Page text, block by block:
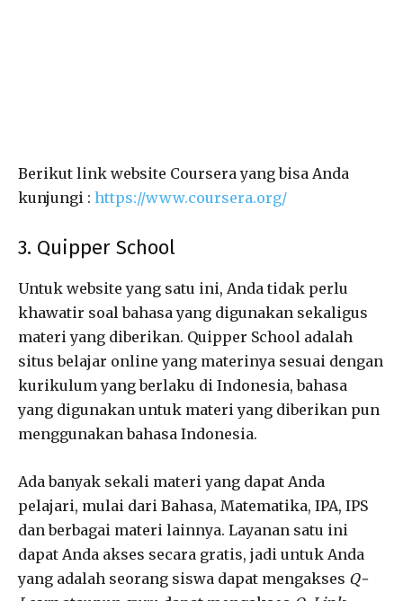
Berikut link website Coursera yang bisa Anda
kunjungi : https://www.coursera.org/
3. Quipper School
Untuk website yang satu ini, Anda tidak perlu
khawatir soal bahasa yang digunakan sekaligus
materi yang diberikan. Quipper School adalah
situs belajar online yang materinya sesuai dengan
kurikulum yang berlaku di Indonesia, bahasa
yang digunakan untuk materi yang diberikan pun
menggunakan bahasa Indonesia.
Ada banyak sekali materi yang dapat Anda
pelajari, mulai dari Bahasa, Matematika, IPA, IPS
dan berbagai materi lainnya. Layanan satu ini
dapat Anda akses secara gratis, jadi untuk Anda
yang adalah seorang siswa dapat mengakses Q-